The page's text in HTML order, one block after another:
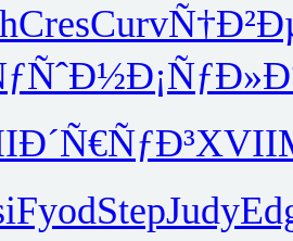
CresCurv
Ð´Ñ€ÑƒÐ³XVII
FyodStepJudy